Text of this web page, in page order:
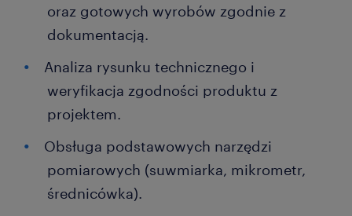
oraz gotowych wyrobów zgodnie z
dokumentacją.
Analiza rysunku technicznego i
weryfikacja zgodności produktu z
projektem.
Obsługa podstawowych narzędzi
pomiarowych (suwmiarka, mikrometr,
średnicówka).